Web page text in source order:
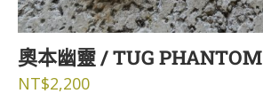
奧本幽靈 / TUG PHANTOM
NT$2,200